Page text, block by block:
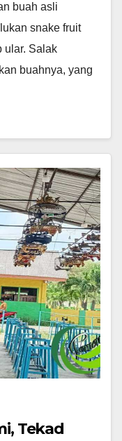
buah asli
snake fruit
ular. Salak
buahnya, yang
Tekad